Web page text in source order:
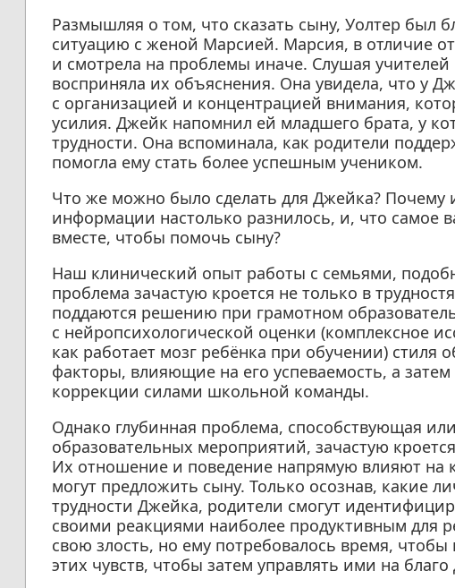
Размышляя о том, что сказать сыну, Уолтер был
ситуацию с женой Марсией. Марсия, в отличие
и смотрела на проблемы иначе. Слушая
восприняла их объяснения. Она увидела, что у
с организацией и концентрацией внимания,
усилия. Джейк напомнил ей младшего брата, у
трудности. Она вспоминала, как родители
помогла ему стать более успешным учеником.
Что же можно было сделать для Джейка? Почему
информации настолько разнилось, и, что самое
вместе, чтобы помочь сыну?
Наш клинический опыт работы с семьями,
проблема зачастую кроется не только в
поддаются решению при грамотном
с нейропсихологической оценки (комплексное
как работает мозг ребёнка при обучении)
факторы, влияющие на его успеваемость, а
коррекции силами школьной команды.
Однако глубинная проблема, способствующая
образовательных мероприятий, зачастую
Их отношение и поведение напрямую влияют на
могут предложить сыну. Только осознав, какие
трудности Джейка, родители смогут
своими реакциями наиболее продуктивным для
свою злость, но ему потребовалось время,
этих чувств, чтобы затем управлять ими на